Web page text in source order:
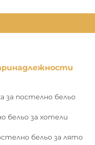
за постелно бельо
бельо за хотели
бельо за лято